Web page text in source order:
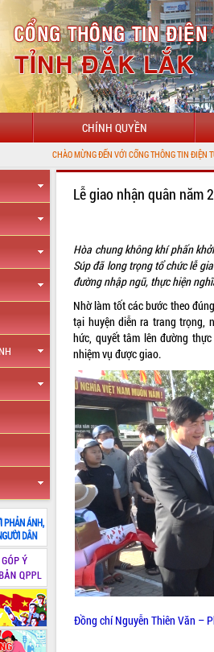
CHÍNH QUYỀN
CHÀO MỪNG ĐẾN VỚI CỔNG THÔNG TIN ĐIỆN TỬ TỈNH ĐẮK LẮK
Lễ giao nhận quân năm
Hòa chung không khí phấn
Súp đã long trọng tổ chức lễ
đường nhập ngũ, thực hiện
Nhờ làm tốt các bước theo
tại huyện diễn ra trang trọng,
hức, quyết tâm lên đường
nhiệm vụ được giao.
Đồng chí Nguyễn Thiên Văn –